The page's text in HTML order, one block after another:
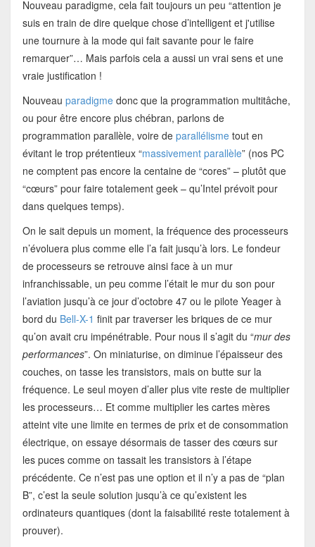
Nouveau paradigme, cela fait toujours un peu “attention je
suis en train de dire quelque chose d’intelligent et j'utilise
une tournure à la mode qui fait savante pour le faire
remarquer”… Mais parfois cela a aussi un vrai sens et une
vraie justification !
Nouveau paradigmedonc que la programmation multitâche,
ou pour être encore plus chébran, parlons de
programmation parallèle, voire de parallélismetout en
évitant le trop prétentieux “massivement parallèle” (nos PC
ne comptent pas encore la centaine de “cores” – plutôt que
“cœurs” pour faire totalement geek – qu’Intel prévoit pour
dans quelques temps).
On le sait depuis un moment, la fréquence des processeurs
n’évoluera plus comme elle l’a fait jusqu’à lors. Le fondeur
de processeurs se retrouve ainsi face à un mur
infranchissable, un peu comme l’était le mur du son pour
l’aviation jusqu’à ce jour d’octobre 47 ou le pilote Yeager à
bord du Bell-X-1 finit par traverser les briques de ce mur
qu’on avait cru impénétrable. Pour nous il s’agit du “mur des
performances”. On miniaturise, on diminue l’épaisseur des
couches, on tasse les transistors, mais on butte sur la
fréquence. Le seul moyen d’aller plus vite reste de multiplier
les processeurs… Et comme multiplier les cartes mères
atteint vite une limite en termes de prix et de consommation
électrique, on essaye désormais de tasser des cœurs sur
les puces comme on tassait les transistors à l’étape
précédente. Ce n’est pas une option et il n’y a pas de “plan
B”, c’est la seule solution jusqu’à ce qu’existent les
ordinateurs quantiques (dont la faisabilité reste totalement à
prouver).